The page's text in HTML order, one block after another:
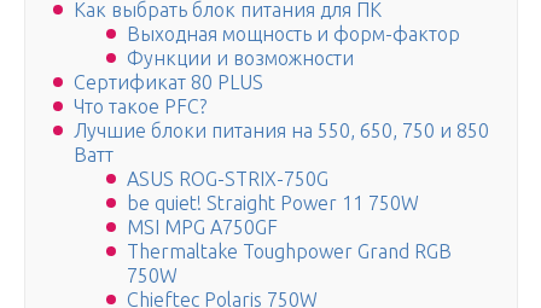
Как выбрать блок питания для ПК
Выходная мощность и форм-фактор
Функции и возможности
Сертификат 80 PLUS
Что такое PFC?
Лучшие блоки питания на 550, 650, 750 и 850
Ватт
ASUS ROG-STRIX-750G
be quiet! Straight Power 11 750W
MSI MPG A750GF
Thermaltake Toughpower Grand RGB
750W
Chieftec Polaris 750W